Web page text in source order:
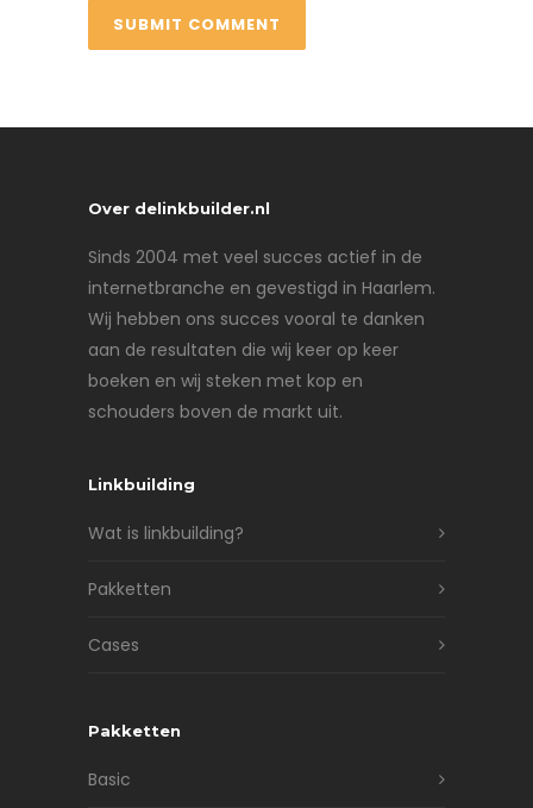
Over delinkbuilder.nl
Sinds 2004 met veel succes actief in de
internetbranche en gevestigd in Haarlem.
Wij hebben ons succes vooral te danken
aan de resultaten die wij keer op keer
boeken en wij steken met kop en
schouders boven de markt uit.
Linkbuilding
Wat is linkbuilding?
Pakketten
Cases
Pakketten
Basic